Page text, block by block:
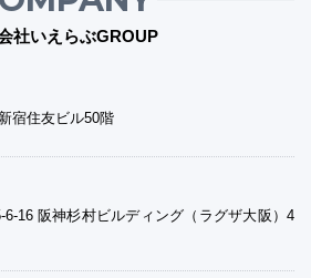
社いえらぶGROUP
宿住友ビル50階
16 阪神杉村ビルディング（ラグザ大阪）4